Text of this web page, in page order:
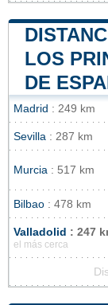
LOS
DE
Madrid : 249 km
Sevilla : 287 km
Murcia : 517 km
Bilbao : 478 km
Valladolid : 247
el más cerca